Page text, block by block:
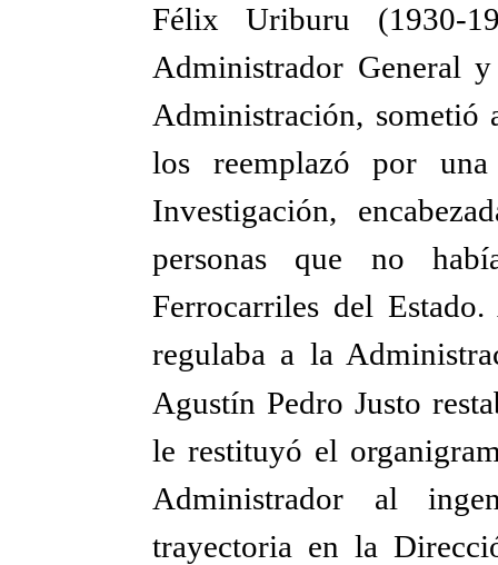
Félix Uriburu (1930-
Administrador General
Administración, sometió
los reemplazó por
Investigación,
personas que no
Ferrocarriles del
regulaba a la
Agustín Pedro Justo
le restituyó el
Administrador al
trayectoria en la